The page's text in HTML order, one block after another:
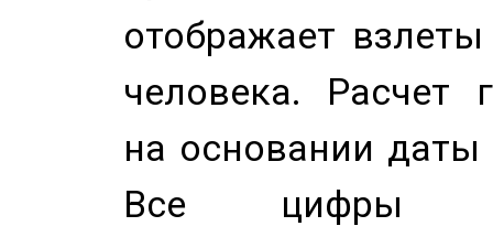
отображает
человека. Расчет
на основании
Все цифры